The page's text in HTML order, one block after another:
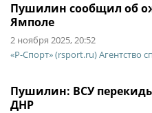
Пушилин сообщил об
Ямполе
2 ноября 2025, 20:52
«Р-Спорт» (rsport.ru) Агентство
Пушилин: ВСУ
ДНР